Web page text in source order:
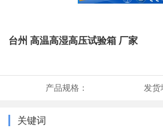
台州 高温高湿高压试验箱 厂家
产品规格： 发货
关键词